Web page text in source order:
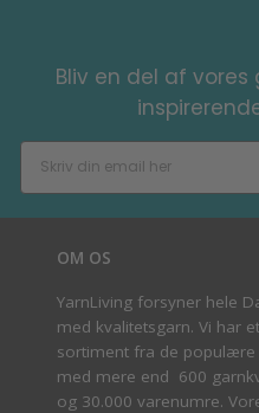
Bliv en del af
OM OS
YarnLiving forsyner hele
med kvalitetsgarn. Vi har
sortiment fra de
med mere end 600
og 30.000 varenumre.